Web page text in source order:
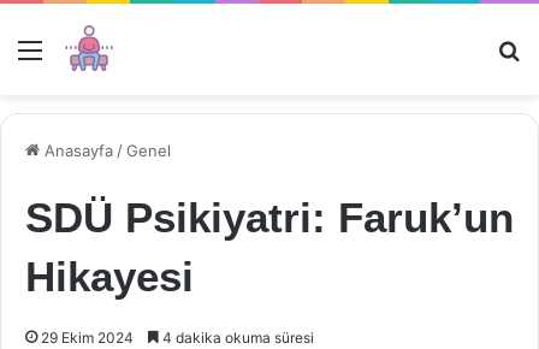
Menü
Anasayfa /Genel
SDÜ Psikiyatri: Faruk’un
Hikayesi
29 Ekim 2024 4 dakika okuma süresi